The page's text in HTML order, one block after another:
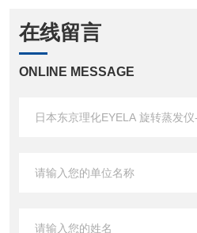
在线留言
ONLINE MESSAGE